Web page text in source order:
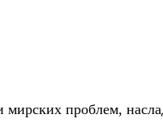
проблем,